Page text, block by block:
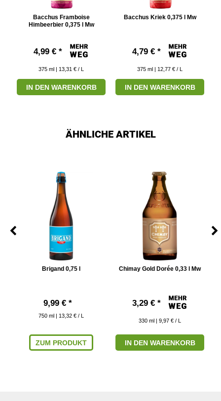
Bacchus Framboise
Himbeerbier 0,375 l Mw
4,99 € *
375 ml | 13,31 € / L
IN DEN WARENKORB
Bacchus Kriek 0,375 l Mw
4,79 € *
375 ml | 12,77 € / L
IN DEN WARENKORB
ÄHNLICHE ARTIKEL
Brigand 0,75 l
9,99 € *
750 ml | 13,32 € / L
ZUM PRODUKT
Chimay Gold Dorée 0,33 l Mw
3,29 € *
330 ml | 9,97 € / L
IN DEN WARENKORB